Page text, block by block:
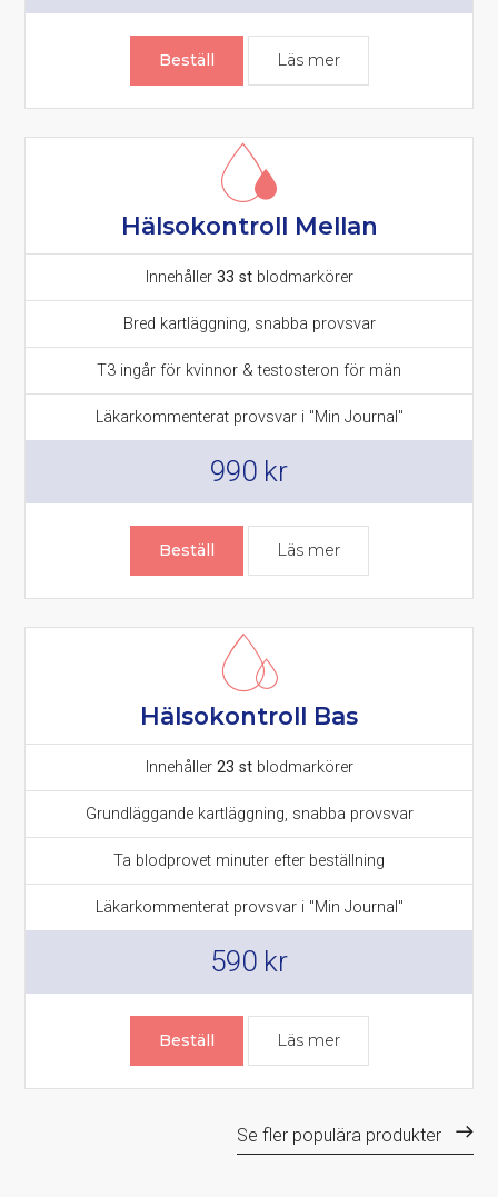
Beställ Läs mer
Hälsokontroll Mellan
Innehåller33 st blodmarkörer
Bred kartläggning, snabba provsvar
T3 ingår för kvinnor & testosteron för män
Läkarkommenterat provsvar i "Min Journal"
990 kr
Beställ Läs mer
Hälsokontroll Bas
Innehåller23 stblodmarkörer
Grundläggande kartläggning, snabba provsvar
Ta blodprovet minuter efter beställning
Läkarkommenterat provsvar i "Min Journal"
590 kr
Beställ Läs mer
Se fler populära produkter